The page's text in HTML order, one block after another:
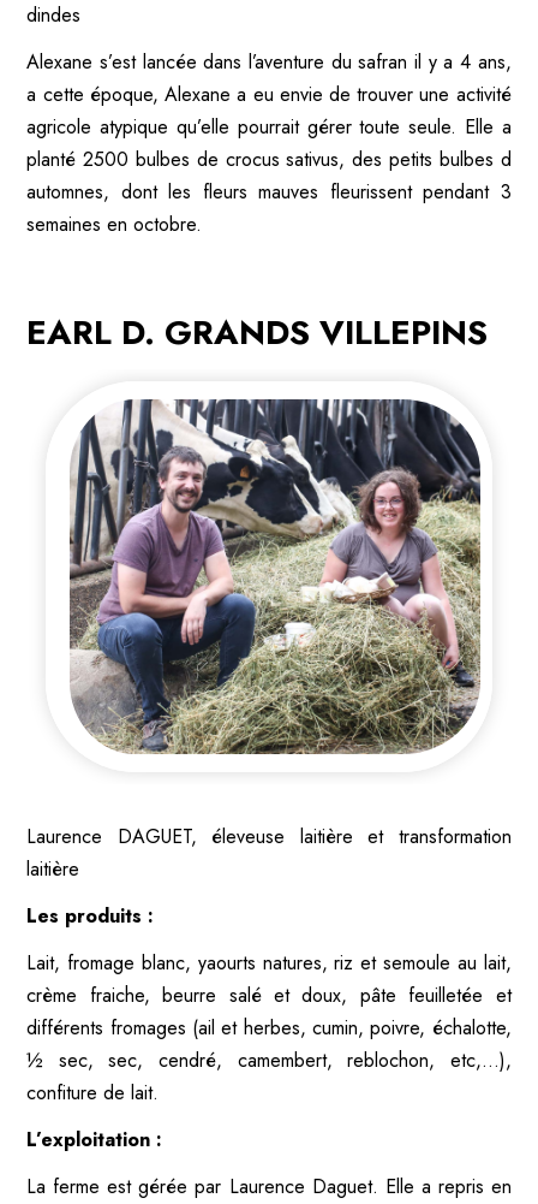
dindes
Alexane s’est lancée dans l’aventure du safran il y a 4 ans,
a cette époque, Alexane a eu envie de trouver une activité
agricole atypique qu’elle pourrait gérer toute seule. Elle a
planté 2500 bulbes de crocus sativus, des petits bulbes d
automnes, dont les fleurs mauves fleurissent pendant 3
semaines en octobre.
EARL D. GRANDS VILLEPINS
Laurence DAGUET, éleveuse laitière et transformation
laitière
Les produits :
Lait, fromage blanc, yaourts natures, riz et semoule au lait,
crème fraiche, beurre salé et doux, pâte feuilletée et
différents fromages (ail et herbes, cumin, poivre, échalotte,
½ sec, sec, cendré, camembert, reblochon, etc,…),
confiture de lait.
L’exploitation :
La ferme est gérée par Laurence Daguet. Elle a repris en